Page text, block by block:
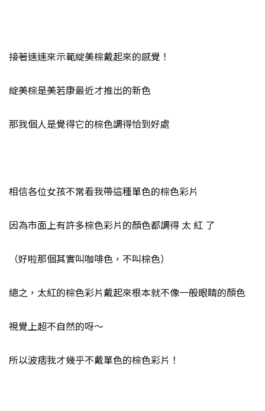
接著速速來示範綻美棕戴起來的感覺！
綻美棕是美若康最近才推出的新色
那我個人是覺得它的棕色調得恰到好處
相信各位女孩不常看我帶這種單色的棕色彩片
因為市面上有許多棕色彩片的顏色都調得 太 紅 了
（好啦那個其實叫咖啡色，不叫棕色）
總之，太紅的棕色彩片戴起來根本就不像一般眼睛的顏色
視覺上超不自然的呀～
所以波痞我才幾乎不戴單色的棕色彩片！